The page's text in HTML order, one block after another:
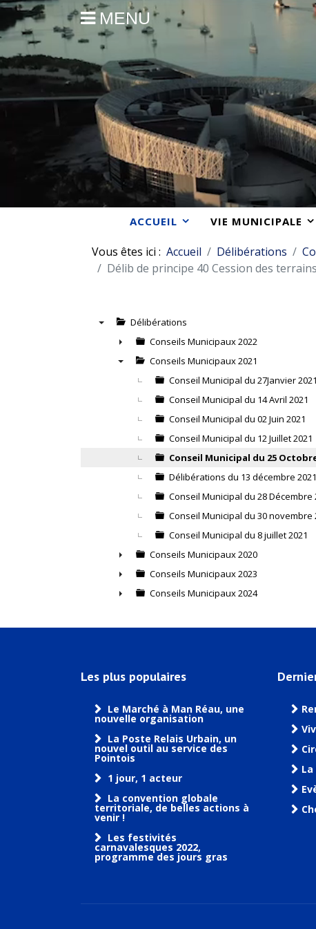
MENU
ACCUEIL VIE MUNICIPALE
Vous êtes ici : Accueil Délibérations
Délib de principe 40 Cession des
Délibérations
►
Conseils Municipaux 2022
Conseils Municipaux 2021
Conseil Municipal du 27Janvier 2021
Conseil Municipal du 14 Avril 2021
Conseil Municipal du 02 Juin 2021
Conseil Municipal du 12 Juillet 2021
Conseil Municipal du 25 Octobre
Délibérations du 13 décembre 2021
Conseil Municipal du 28 Décembre
Conseil Municipal du 30 novembre
Conseil Municipal du 8 juillet 2021
►
Conseils Municipaux 2020
►
Conseils Municipaux 2023
Conseils Municipaux 2024
Les plus populaires
Le Marché à Man Réau, une
nouvelle organisation
La Poste Relais Urbain, un
nouvel outil au service des
Pointois
1 jour, 1 acteur
La convention globale
territoriale, de belles actions à
venir !
Les festivités
carnavalesques 2022,
programme des jours gras